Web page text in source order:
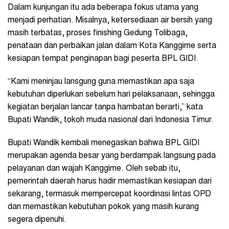
Dalam kunjungan itu ada beberapa fokus utama yang
menjadi perhatian. Misalnya, ketersediaan air bersih yang
masih terbatas, proses finishing Gedung Tolibaga,
penataan dan perbaikan jalan dalam Kota Kanggime serta
kesiapan tempat penginapan bagi peserta BPL GIDI.
“Kami meninjau lansgung guna memastikan apa saja
kebutuhan diperlukan sebelum hari pelaksanaan, sehingga
kegiatan berjalan lancar tanpa hambatan berarti,” kata
Bupati Wandik, tokoh muda nasional dari Indonesia Timur.
Bupati Wandik kembali menegaskan bahwa BPL GIDI
merupakan agenda besar yang berdampak langsung pada
pelayanan dan wajah Kanggime. Oleh sebab itu,
pemerintah daerah harus hadir memastikan kesiapan dari
sekarang, termasuk mempercepat koordinasi lintas OPD
dan memastikan kebutuhan pokok yang masih kurang
segera dipenuhi.